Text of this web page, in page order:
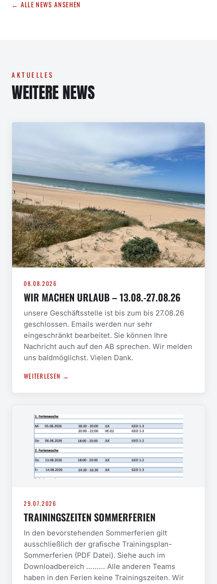
← ALLE NEWS ANSEHEN
AKTUELLES
WEITERE NEWS
08.08.2026
WIR MACHEN URLAUB – 13.08.-27.08.26
unsere Geschäftsstelle ist bis zum bis 27.08.26
geschlossen. Emails werden nur sehr
eingeschränkt bearbeitet. Sie können Ihre
Nachricht auch auf den AB sprechen. Wir melden
uns baldmöglichst. Vielen Dank.
WEITERLESEN →
29.07.2026
TRAININGSZEITEN SOMMERFERIEN
In den bevorstehenden Sommerferien gilt
ausschließlich der grafische Trainingsplan-
Sommerferien (PDF Datei). Siehe auch im
Downloadbereich ……… Alle anderen Teams
haben in den Ferien keine Trainingszeiten. Wir